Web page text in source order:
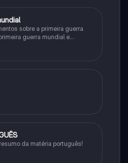
sobre a primeira guerra
guerra mundial e
Guerra Mundial, fases da
da matéria português!